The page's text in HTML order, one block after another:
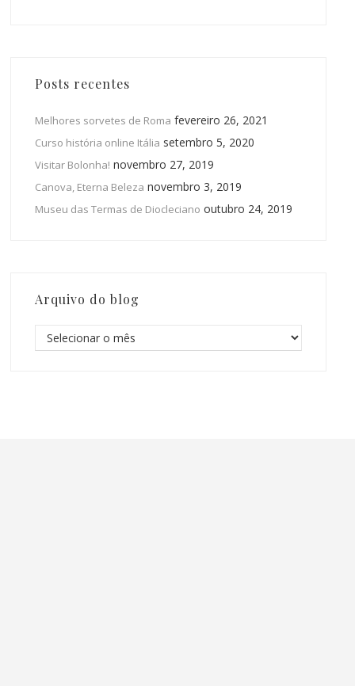
Posts recentes
Melhores sorvetes de Roma fevereiro 26, 2021
Curso história online Itália setembro 5, 2020
Visitar Bolonha! novembro 27, 2019
Canova, Eterna Beleza novembro 3, 2019
Museu das Termas de Diocleciano outubro 24, 2019
Arquivo do blog